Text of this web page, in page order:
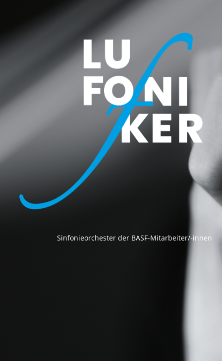
Sinfonieorchester der BASF-Mitarbeiter/-innen